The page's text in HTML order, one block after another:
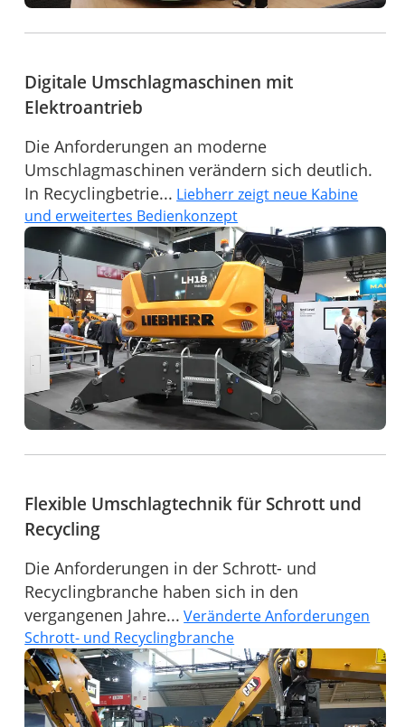
Digitale Umschlagmaschinen mit
Elektroantrieb
Die Anforderungen an moderne
Umschlagmaschinen verändern sich deutlich.
In Recyclingbetrie... Liebherr zeigt neue Kabine
und erweitertes Bedienkonzept
Flexible Umschlagtechnik für Schrott und
Recycling
Die Anforderungen in der Schrott- und
Recyclingbranche haben sich in den
vergangenen Jahre... Veränderte Anforderungen
Schrott- und Recyclingbranche